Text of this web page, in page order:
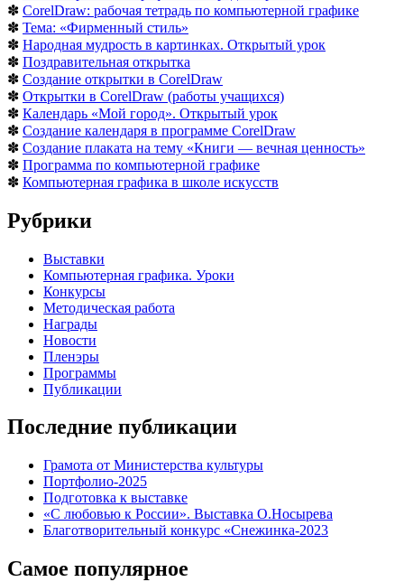
✽ CorelDraw: рабочая тетрадь по компьютерной графике
✽ Тема: «Фирменный стиль»
✽ Народная мудрость в картинках. Открытый урок
✽ Поздравительная открытка
✽ Создание открытки в CorelDraw
✽ Открытки в CorelDraw (работы учащихся)
✽ Календарь «Мой город». Открытый урок
✽ Создание календаря в программе CorelDraw
✽ Создание плаката на тему «Книги — вечная ценность»
✽ Программа по компьютерной графике
✽ Компьютерная графика в школе искусств
Рубрики
Выставки
Компьютерная графика. Уроки
Конкурсы
Методическая работа
Награды
Новости
Пленэры
Программы
Публикации
Последние публикации
Грамота от Министерства культуры
Портфолио-2025
Подготовка к выставке
«С любовью к России». Выставка О.Носырева
Благотворительный конкурс «Снежинка-2023
Самое популярное